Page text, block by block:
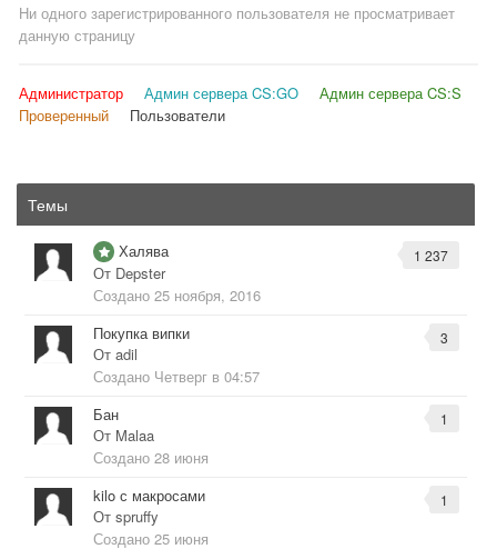
Ни одного зарегистрированного пользователя не просматривает
данную страницу
Администратор Админ сервера CS:GO
Админ сервера CS:S
Проверенный
Пользователи
Темы
1 237
Халява
От Depster
Создано 25 ноября, 2016
3
Покупка випки
От adil
Создано Четверг в 04:57
1
Бан
От Malaa
Создано 28 июня
1
kilo с макросами
От spruffy
Создано 25 июня